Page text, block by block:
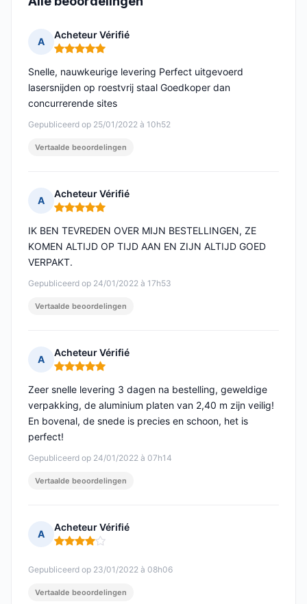
A
Acheteur Vérifié
Opmerking: 5 van 5
Gepubliceerd op 25/01/2022 à 10h52
Snelle, nauwkeurige levering Perfect uitgevoerd
lasersnijden op roestvrij staal Goedkoper dan
concurrerende sites
Vertaalde beoordelingen
A
Acheteur Vérifié
Opmerking: 5 van 5
Gepubliceerd op 24/01/2022 à 17h53
IK BEN TEVREDEN OVER MIJN BESTELLINGEN, ZE
KOMEN ALTIJD OP TIJD AAN EN ZIJN ALTIJD GOED
VERPAKT.
Vertaalde beoordelingen
A
Acheteur Vérifié
Opmerking: 5 van 5
Gepubliceerd op 24/01/2022 à 07h14
Zeer snelle levering 3 dagen na bestelling, geweldige
verpakking, de aluminium platen van 2,40 m zijn veilig!
En bovenal, de snede is precies en schoon, het is
perfect!
Vertaalde beoordelingen
A
Acheteur Vérifié
Opmerking: 4 van 5
Gepubliceerd op 23/01/2022 à 08h06
Vertaalde beoordelingen